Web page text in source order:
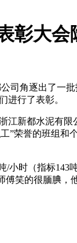
彰大会
司角逐出了一
进行了表彰。
江新都水泥有
”荣誉的班组和
/小时（指标143
笑的很腼腆，